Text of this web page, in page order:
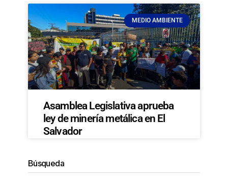
MEDIO AMBIENTE
Asamblea Legislativa aprueba
ley de minería metálica en El
Salvador
Búsqueda